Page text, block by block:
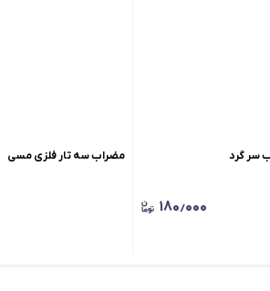
سر گرد
۱۸۰٫۰۰۰
مضراب سه تار فلزی مسی